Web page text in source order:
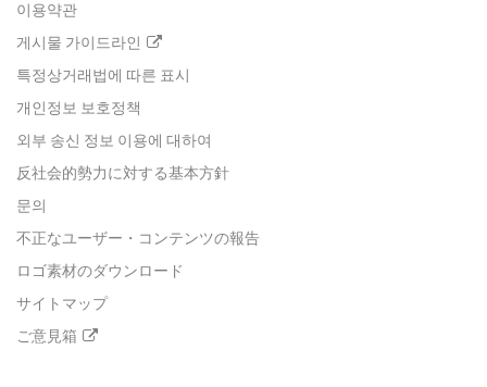
이용약관
게시물 가이드라인
특정상거래법에 따른 표시
개인정보 보호정책
외부 송신 정보 이용에 대하여
反社会的勢力に対する基本方針
문의
不正なユーザー・コンテンツの報告
ロゴ素材のダウンロード
サイトマップ
ご意見箱